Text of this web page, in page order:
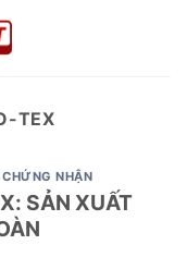
TEX
NHẬN
SẢN XUẤT